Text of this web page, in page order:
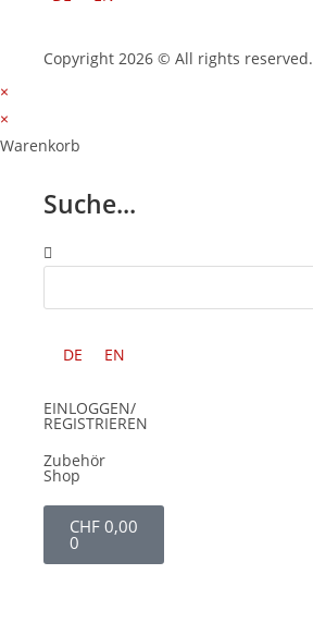
Copyright 2026 © All rights reserved.
×
×
Warenkorb
Suche...
DE EN
EINLOGGEN/
REGISTRIEREN
Zubehör
Shop
CHF 0,00
0